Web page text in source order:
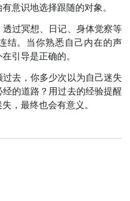
意识地选择跟随的对象。
透过冥想、日记、身体觉察等
结。当你熟悉自己内在的声
引导是正确的。
过去，你多少次以为自己迷失
的道路？用过去的经验提醒
，最终也会有意义。